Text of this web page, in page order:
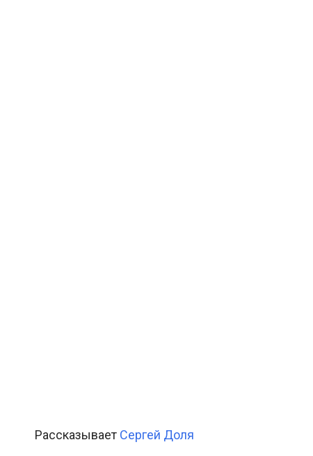
Рассказывает Сергей Доля